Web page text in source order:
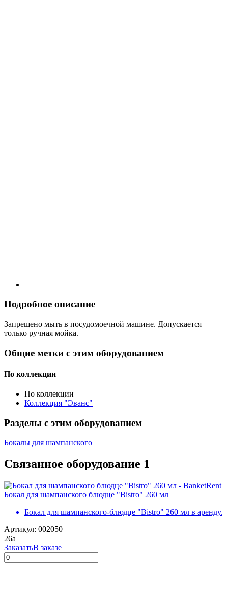
Подробное описание
Запрещено мыть в посудомоечной машине. Допускается
только ручная мойка.
Общие метки с этим оборудованием
По коллекции
По коллекции
Коллекция "Эванс"
Разделы с этим оборудованием
Бокалы для шампанского
Связанное оборудование 1
Бокал для шампанского блюдце "Bistro" 260 мл
Бокал для шампанского-блюдце "Bistro" 260 мл в аренду.
Артикул: 002050
26a
ЗаказатьВ заказе